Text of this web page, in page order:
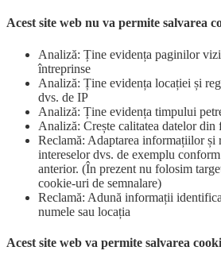
Acest site web nu va permite salvarea
Analiză: Ține evidența paginilor
întreprinse
Analiză: Ține evidența locației și
dvs. de IP
Analiză: Ține evidența timpului
Analiză: Crește calitatea datelor din
Reclamă: Adaptarea informațiilor și
intereselor dvs. de exemplu
anterior. (În prezent nu folosim
cookie-uri de semnalare)
Reclamă: Adună informații
numele sau locația
Acest site web va permite salvarea